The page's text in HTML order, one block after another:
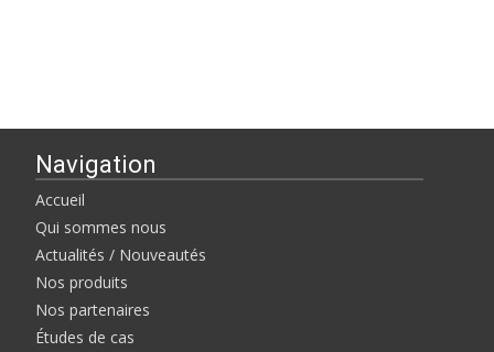
Navigation
Accueil
Qui sommes nous
Actualités / Nouveautés
Nos produits
Nos partenaires
Études de cas